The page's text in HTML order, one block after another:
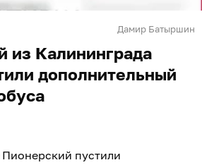
Дамир Батыршин
из Калининграда
дополнительный
пустили